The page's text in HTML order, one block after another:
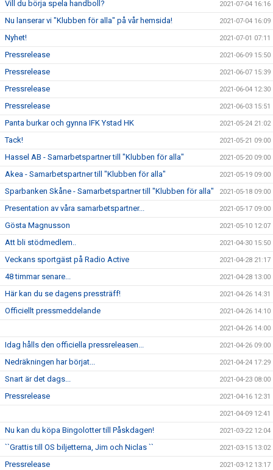
Vill du börja spela handboll? 2021-07-04 16:16
Nu lanserar vi "Klubben för alla" på vår hemsida! 2021-07-04 16:09
Nyhet! 2021-07-01 07:11
Pressrelease 2021-06-09 15:50
Pressrelease 2021-06-07 15:39
Pressrelease 2021-06-04 12:30
Pressrelease 2021-06-03 15:51
Panta burkar och gynna IFK Ystad HK 2021-05-24 21:02
Tack! 2021-05-21 09:00
Hassel AB - Samarbetspartner till "Klubben för alla" 2021-05-20 09:00
Akea - Samarbetspartner till "Klubben för alla" 2021-05-19 09:00
Sparbanken Skåne - Samarbetspartner till "Klubben för alla" 2021-05-18 09:00
Presentation av våra samarbetspartner... 2021-05-17 09:00
Gösta Magnusson 2021-05-10 12:07
Att bli stödmedlem.. 2021-04-30 15:50
Veckans sportgäst på Radio Active 2021-04-28 21:17
48 timmar senare... 2021-04-28 13:00
Här kan du se dagens pressträff! 2021-04-26 14:31
Officiellt pressmeddelande 2021-04-26 14:10
2021-04-26 14:00
Idag hålls den officiella pressreleasen... 2021-04-26 09:00
Nedräkningen har börjat... 2021-04-24 17:29
Snart är det dags... 2021-04-23 08:00
Pressrelease 2021-04-16 12:31
2021-04-09 12:41
Nu kan du köpa Bingolotter till Påskdagen! 2021-03-22 12:04
``Grattis till OS biljetterna, Jim och Niclas `` 2021-03-15 13:02
Pressrelease 2021-03-12 13:17